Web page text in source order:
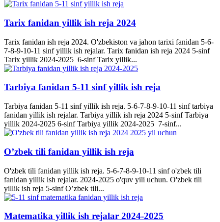
Tarix fanidan yillik ish reja 2024
Tarix fanidan ish reja 2024. O'zbekiston va jahon tarixi fanidan 5-6-
7-8-9-10-11 sinf yillik ish rejalar. Tarix fanidan ish reja 2024 5-sinf
Tarix yillik 2024-2025 6-sinf Tarix yillik...
Tarbiya fanidan 5-11 sinf yillik ish reja
Tarbiya fanidan 5-11 sinf yillik ish reja. 5-6-7-8-9-10-11 sinf tarbiya
fanidan yillik ish rejalar. Tarbiya yillik ish reja 2024 5-sinf Tarbiya
yillik 2024-2025 6-sinf Tarbiya yillik 2024-2025 7-sinf...
O’zbek tili fanidan yillik ish reja
O'zbek tili fanidan yillik ish reja. 5-6-7-8-9-10-11 sinf o'zbek tili
fanidan yillik ish rejalar. 2024-2025 o'quv yili uchun. O'zbek tili
yillik ish reja 5-sinf O’zbek tili...
Matematika yillik ish rejalar 2024-2025